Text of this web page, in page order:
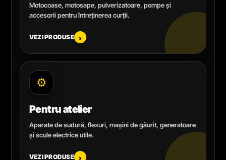
Motocoase, motosape, pulverizatoare, pompe și
accesorii pentru întreținerea curții.
VEZI PRODUSE ›
⚙️
Pentru atelier
Aparate de sudură, flexuri, mașini de găurit, generatoare
și scule electrice utile.
VEZI PRODUSE ›